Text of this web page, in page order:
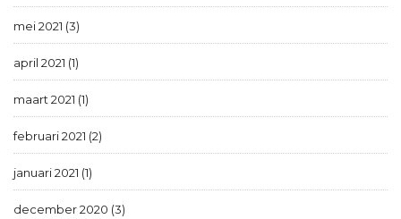
mei 2021 (3)
april 2021 (1)
maart 2021 (1)
februari 2021 (2)
januari 2021 (1)
december 2020 (3)